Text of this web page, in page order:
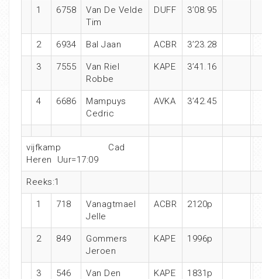
1 6758
Van De Velde
Tim
DUFF 3’08.95
2 6934 Bal Jaan ACBR 3’23.28
3 7555
Van Riel
Robbe
KAPE 3’41.16
4 6686
Mampuys
Cedric
AVKA 3’42.45
vijfkamp Cad
Heren Uur=17:09
Reeks:1
1 718
Vanagtmael
Jelle
ACBR 2120p
2 849
Gommers
Jeroen
KAPE 1996p
3 546
Van Den
KAPE 1831p